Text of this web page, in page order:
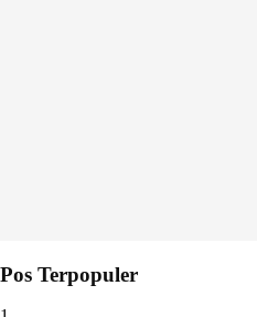
Pos Terpopuler